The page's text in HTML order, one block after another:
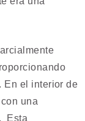
En el interior de
una
Esta